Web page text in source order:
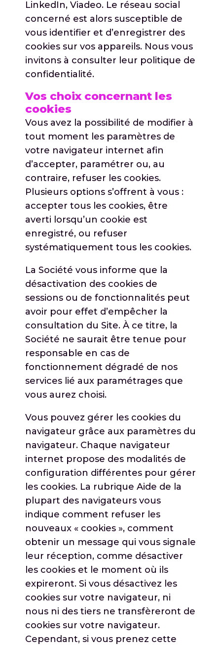
LinkedIn, Viadeo. Le réseau social
concerné est alors susceptible de
vous identifier et d’enregistrer des
cookies sur vos appareils. Nous vous
invitons à consulter leur politique de
confidentialité.
Vos choix concernant les
cookies
Vous avez la possibilité de modifier à
tout moment les paramètres de
votre navigateur internet afin
d’accepter, paramétrer ou, au
contraire, refuser les cookies.
Plusieurs options s’offrent à vous :
accepter tous les cookies, être
averti lorsqu’un cookie est
enregistré, ou refuser
systématiquement tous les cookies.
La Société vous informe que la
désactivation des cookies de
sessions ou de fonctionnalités peut
avoir pour effet d’empêcher la
consultation du Site. À ce titre, la
Société ne saurait être tenue pour
responsable en cas de
fonctionnement dégradé de nos
services lié aux paramétrages que
vous aurez choisi.
Vous pouvez gérer les cookies du
navigateur grâce aux paramètres du
navigateur. Chaque navigateur
internet propose des modalités de
configuration différentes pour gérer
les cookies. La rubrique Aide de la
plupart des navigateurs vous
indique comment refuser les
nouveaux « cookies », comment
obtenir un message qui vous signale
leur réception, comme désactiver
les cookies et le moment où ils
expireront. Si vous désactivez les
cookies sur votre navigateur, ni
nous ni des tiers ne transfèreront de
cookies sur votre navigateur.
Cependant, si vous prenez cette